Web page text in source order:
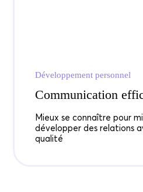
Développement personnel
Communication
Mieux se connaître pour
développer des relations
qualité